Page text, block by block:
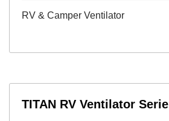
RV & Camper Ventilator
TITAN RV Ventilator Serie